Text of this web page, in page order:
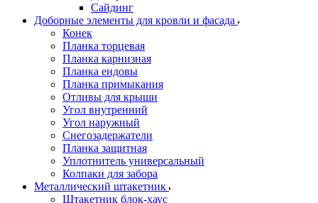
Сайдинг
Доборные элементы для кровли и фасада
Конек
Планка торцевая
Планка карнизная
Планка ендовы
Планка примыкания
Отливы для крыши
Угол внутренний
Угол наружный
Снегозадержатели
Планка защитная
Уплотнитель универсальный
Колпаки для забора
Металлический штакетник
Штакетник блок-хаус